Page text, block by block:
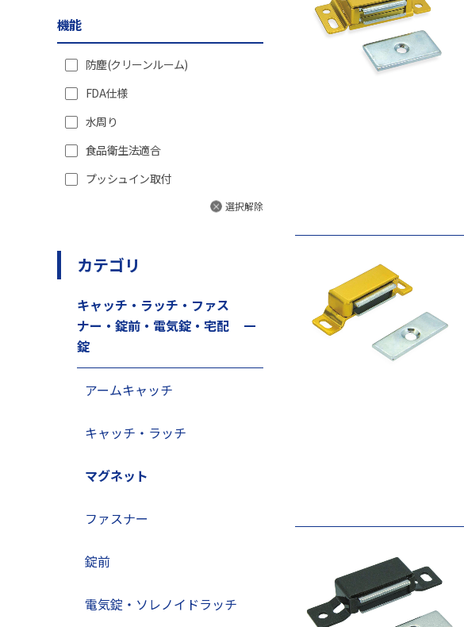
機能
防塵(クリーンルーム)
FDA仕様
水周り
食品衛生法適合
プッシュイン取付
選択解除
カテゴリ
キャッチ・ラッチ・ファス
ナー・錠前・電気錠・宅配
錠
アームキャッチ
キャッチ・ラッチ
マグネット
ファスナー
錠前
電気錠・ソレノイドラッチ